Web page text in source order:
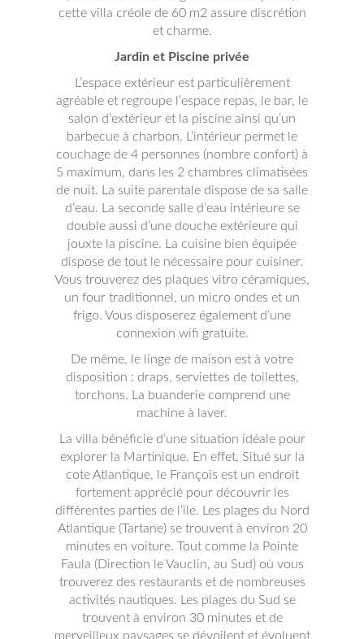
cette villa créole de 60 m2 assure discrétion
et charme.
Jardin et Piscine privée
L’espace extérieur est particulièrement
agréable et regroupe l’espace repas, le bar, le
salon d’extérieur et la piscine ainsi qu’un
barbecue à charbon. L’intérieur permet le
couchage de 4 personnes (nombre confort) à
5 maximum, dans les 2 chambres climatisées
de nuit. La suite parentale dispose de sa salle
d’eau. La seconde salle d’eau intérieure se
double aussi d’une douche extérieure qui
jouxte la piscine. La cuisine bien équipée
dispose de tout le nécessaire pour cuisiner.
Vous trouverez des plaques vitro céramiques,
un four traditionnel, un micro ondes et un
frigo. Vous disposerez également d’une
connexion wifi gratuite.
De même, le linge de maison est à votre
disposition : draps, serviettes de toilettes,
torchons. La buanderie comprend une
machine à laver.
La villa bénéficie d’une situation idéale pour
explorer la Martinique. En effet, Situé sur la
cote Atlantique, le François est un endroit
fortement apprécié pour découvrir les
différentes parties de l’île. Les plages du Nord
Atlantique (Tartane) se trouvent à environ 20
minutes en voiture. Tout comme la Pointe
Faula (Direction le Vauclin, au Sud) où vous
trouverez des restaurants et de nombreuses
activités nautiques. Les plages du Sud se
trouvent à environ 30 minutes et de
merveilleux paysages se dévoilent et évoluent